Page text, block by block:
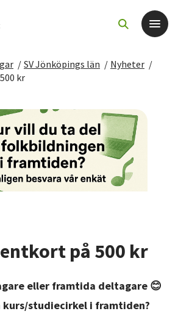
evenemang
/ SV Jönköpings län / Nyheter /
kr
på 500 kr
eller framtida deltagare 😊
kurs/studiecirkel i framtiden?